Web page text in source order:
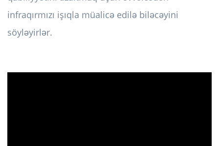
infraqırmızı işıqla müalicə edilə biləcəyini
söyləyirlər.